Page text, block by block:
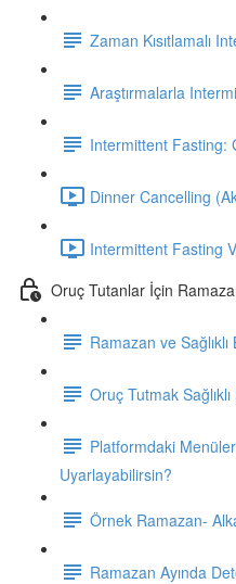
Zaman Kısıtlamalı
Araştırmalarla
Intermittent Fasting:
Dinner Cancelling
Intermittent Fasting
Oruç Tutanlar İçin
Ramazan ve
Oruç Tutmak Sağlıklı
Platformdaki
Uyarlayabilirsin?
Örnek Ramazan-
Ramazan Ayında